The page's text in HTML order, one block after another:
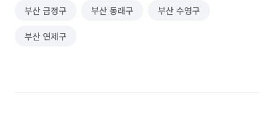
부산 금정구 부산 동래구 부산 수영구
부산 연제구